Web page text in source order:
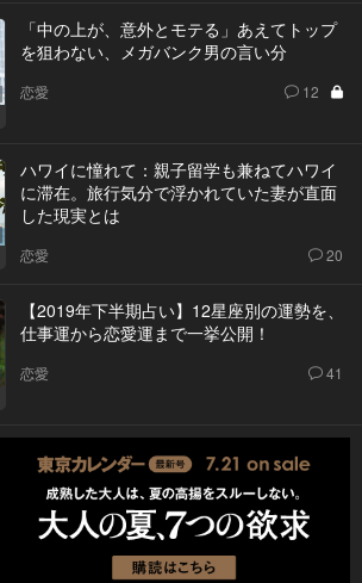
「中の上が、意外とモテる」あえてトップ
を狙わない、メガバンク男の言い分
恋愛 12
ハワイに憧れて：親子留学も兼ねてハワイ
に滞在。旅行気分で浮かれていた妻が直面
した現実とは
恋愛 20
【2019年下半期占い】12星座別の運勢を、
仕事運から恋愛運まで一挙公開！
恋愛 41